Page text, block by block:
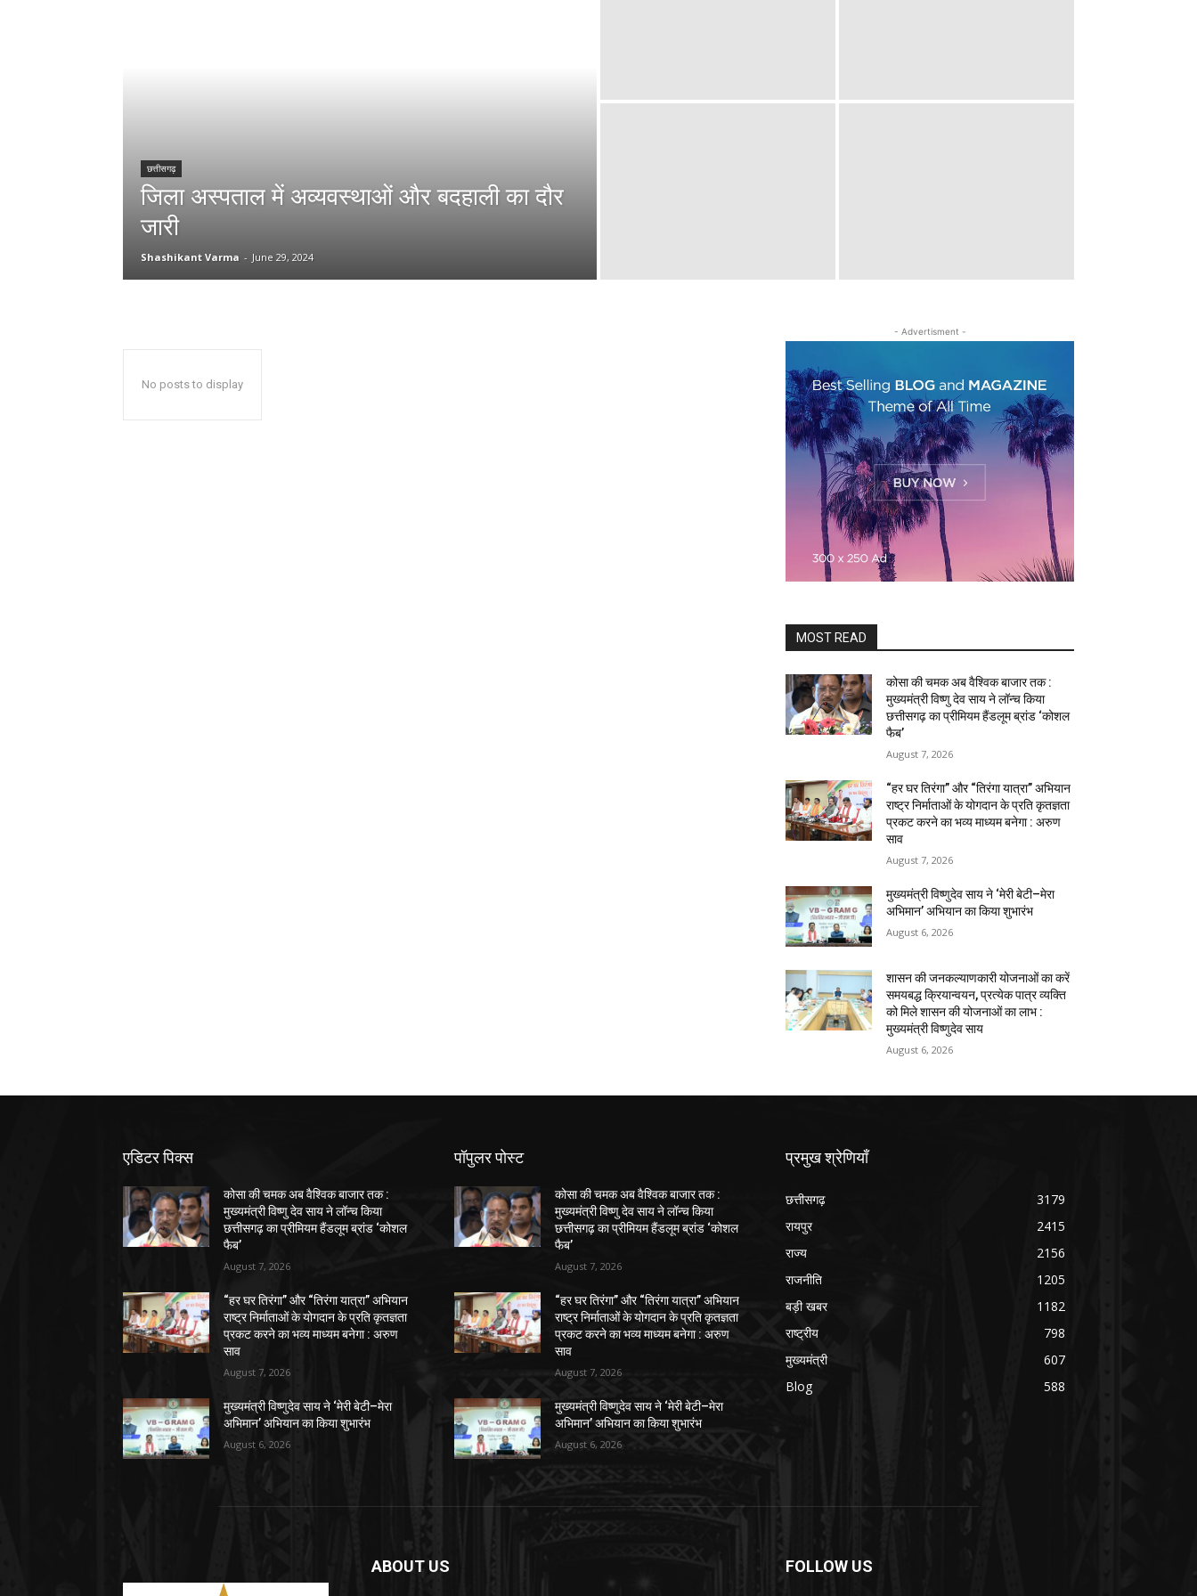
छत्तीसगढ़
जिला अस्पताल में अव्यवस्थाओं और बदहाली का दौर
जारी
Shashikant Varma - June 29, 2024
No posts to display
- Advertisment -
MOST READ
कोसा की चमक अब वैश्विक बाजार तक :
मुख्यमंत्री विष्णु देव साय ने लॉन्च किया
छत्तीसगढ़ का प्रीमियम हैंडलूम ब्रांड ‘कोशल
फैब’
August 7, 2026
“हर घर तिरंगा” और “तिरंगा यात्रा” अभियान
राष्ट्र निर्माताओं के योगदान के प्रति कृतज्ञता
प्रकट करने का भव्य माध्यम बनेगा : अरुण
साव
August 7, 2026
मुख्यमंत्री विष्णुदेव साय ने ‘मेरी बेटी–मेरा
अभिमान’ अभियान का किया शुभारंभ
August 6, 2026
शासन की जनकल्याणकारी योजनाओं का करें
समयबद्ध क्रियान्वयन, प्रत्येक पात्र व्यक्ति
को मिले शासन की योजनाओं का लाभ :
मुख्यमंत्री विष्णुदेव साय
August 6, 2026
एडिटर पिक्स
कोसा की चमक अब वैश्विक बाजार तक :
मुख्यमंत्री विष्णु देव साय ने लॉन्च किया
छत्तीसगढ़ का प्रीमियम हैंडलूम ब्रांड ‘कोशल
फैब’
August 7, 2026
“हर घर तिरंगा” और “तिरंगा यात्रा” अभियान
राष्ट्र निर्माताओं के योगदान के प्रति कृतज्ञता
प्रकट करने का भव्य माध्यम बनेगा : अरुण
साव
August 7, 2026
मुख्यमंत्री विष्णुदेव साय ने ‘मेरी बेटी–मेरा
अभिमान’ अभियान का किया शुभारंभ
August 6, 2026
पॉपुलर पोस्ट
कोसा की चमक अब वैश्विक बाजार तक :
मुख्यमंत्री विष्णु देव साय ने लॉन्च किया
छत्तीसगढ़ का प्रीमियम हैंडलूम ब्रांड ‘कोशल
फैब’
August 7, 2026
“हर घर तिरंगा” और “तिरंगा यात्रा” अभियान
राष्ट्र निर्माताओं के योगदान के प्रति कृतज्ञता
प्रकट करने का भव्य माध्यम बनेगा : अरुण
साव
August 7, 2026
मुख्यमंत्री विष्णुदेव साय ने ‘मेरी बेटी–मेरा
अभिमान’ अभियान का किया शुभारंभ
August 6, 2026
प्रमुख श्रेणियाँ
छत्तीसगढ़
3179
रायपुर
2415
राज्य
2156
राजनीति
1205
बड़ी खबर
1182
राष्ट्रीय
798
मुख्यमंत्री
607
Blog
588
ABOUT US FOLLOW US